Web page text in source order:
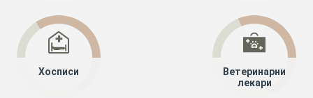
Хосписи
Ветеринарни
лекари